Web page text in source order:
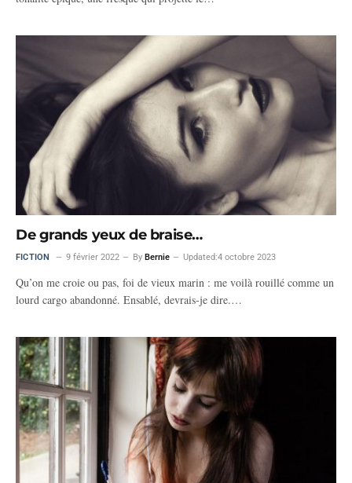
De grands yeux de braise…
FICTION 9 février 2022 By Bernie Updated:4 octobre 2023
Qu’on me croie ou pas, foi de vieux marin : me voilà rouillé comme un
lourd cargo abandonné. Ensablé, devrais-je dire.…